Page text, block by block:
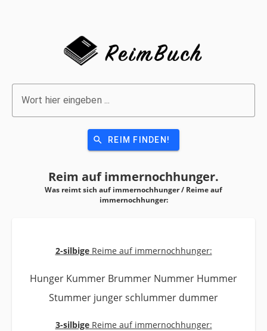
Wort hier eingeben ...
search REIM FINDEN!
Reim aufimmernochhunger.
Was reimt sich auf immernochhunger / Reime auf
immernochhunger:
2-silbigeReime auf immernochhunger:
Hunger Kummer Brummer Nummer Hummer
Stummer junger schlummer dummer
3-silbigeReime auf immernochhunger: